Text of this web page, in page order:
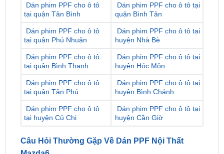
Dán phim PPF cho ô tô
tại quận Phú Nhuận
Dán phim PPF cho ô tô tại
huyện Nhà Bè
Dán phim PPF cho ô tô
tại quận Bình Thạnh
Dán phim PPF cho ô tô tại
huyện Hóc Môn
Dán phim PPF cho ô tô
tại quận Tân Phú
Dán phim PPF cho ô tô tại
huyện Bình Chánh
Dán phim PPF cho ô tô
tại huyện Củ Chi
Dán phim PPF cho ô tô tại
huyện Cần Giờ
Câu Hỏi Thường Gặp Về Dán PPF Nội Thất
1. Dán PPF nội thất có ảnh hưởng